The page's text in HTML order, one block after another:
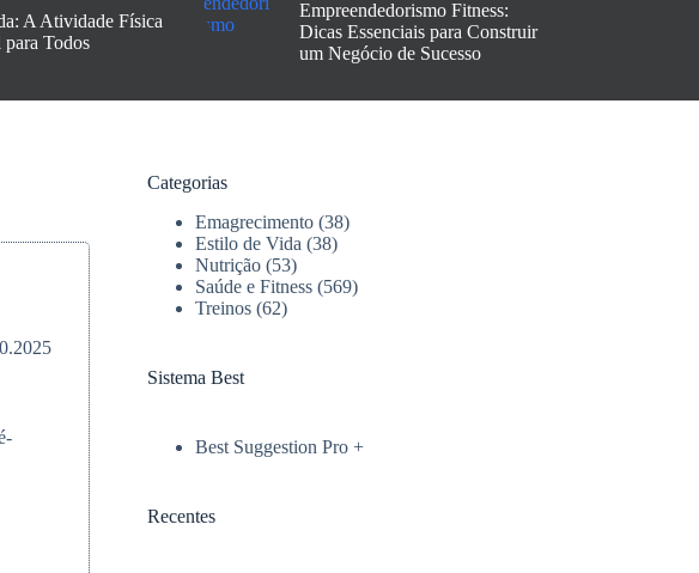
A Atividade Física
para Todos
Empreendedorismo Fitness:
Dicas Essenciais para Construir
um Negócio de Sucesso
Categorias
Emagrecimento (38)
Estilo de Vida (38)
Nutrição (53)
Saúde e Fitness (569)
Treinos (62)
Sistema Best
Best Suggestion Pro +
Recentes